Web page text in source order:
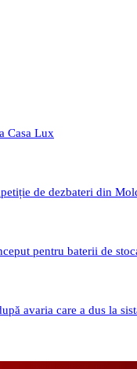
Casa Lux
de dezbateri din
pentru baterii de
avaria care a dus la